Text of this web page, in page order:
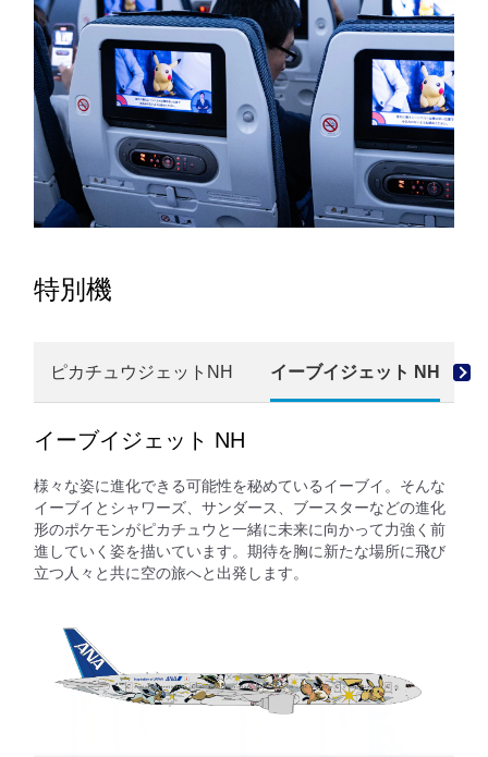
特別機
ピカチュウジェットNH イーブイジェット NH
イーブイジェット NH
様々な姿に進化できる可能性を秘めているイーブイ。そんな
イーブイとシャワーズ、サンダース、ブースターなどの進化
形のポケモンがピカチュウと一緒に未来に向かって力強く前
進していく姿を描いています。期待を胸に新たな場所に飛び
立つ人々と共に空の旅へと出発します。